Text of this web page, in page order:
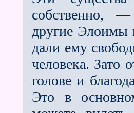
собственно,
другие Элоимы
дали ему
человека. Зато
голове и
Это в